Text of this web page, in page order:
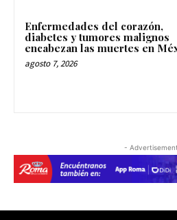
Enfermedades del corazón,
diabetes y tumores malignos
encabezan las muertes en
agosto 7, 2026
-